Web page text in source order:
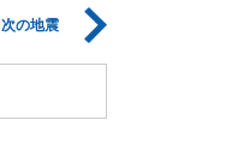
次の地震